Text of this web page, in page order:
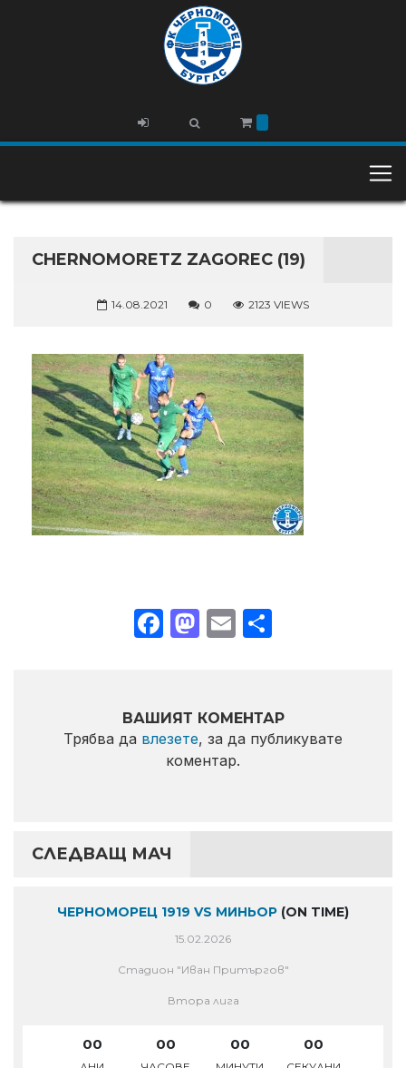
CHERNOMORETZ ZAGOREC (19)
14.08.2021 0 2123 VIEWS
Facebook
Mastodon
Email
ВАШИЯТ КОМЕНТАР
Трябва да влезете, за да публикувате
коментар.
СЛЕДВАЩ МАЧ
ЧЕРНОМОРЕЦ 1919 VS МИНЬОР (ON TIME)
15.02.2026
Стадион "Иван Притъргов"
Втора лига
00 00 00 00